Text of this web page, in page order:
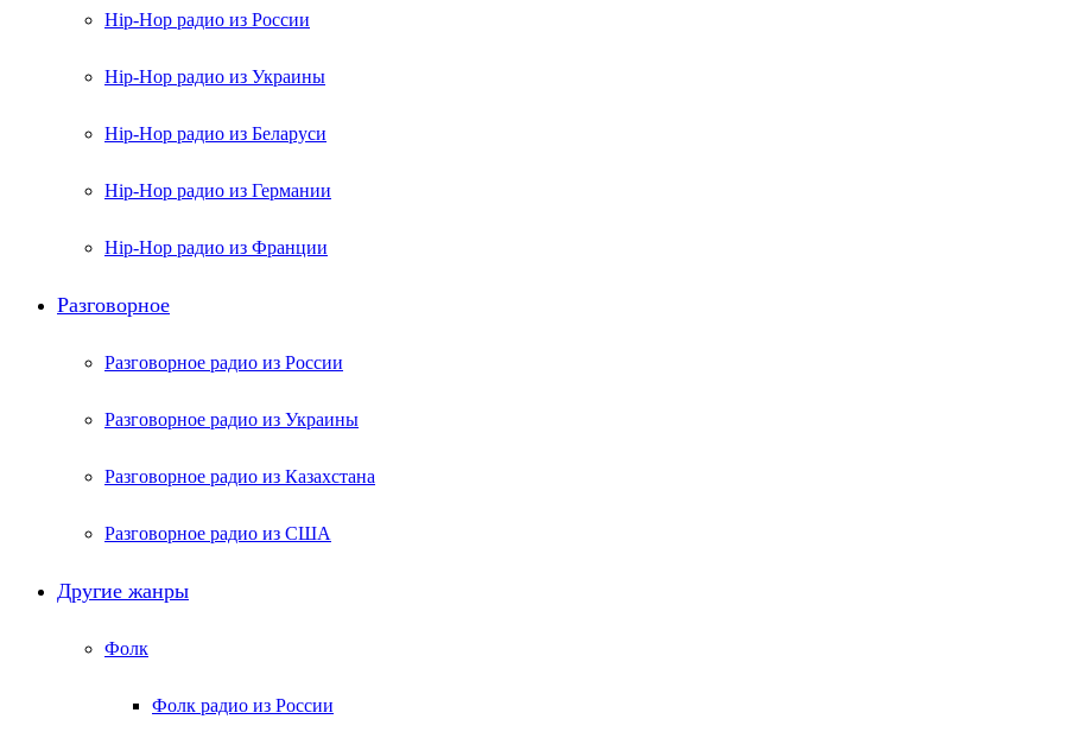
Hip-Hop радио из России
Hip-Hop радио из Украины
Hip-Hop радио из Беларуси
Hip-Hop радио из Германии
Hip-Hop радио из Франции
Разговорное
Разговорное радио из России
Разговорное радио из Украины
Разговорное радио из Казахстана
Разговорное радио из США
Другие жанры
Фолк
Фолк радио из России